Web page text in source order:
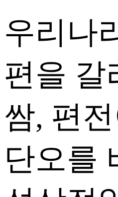
우리나
편을 갈
쌈, 편
단오를